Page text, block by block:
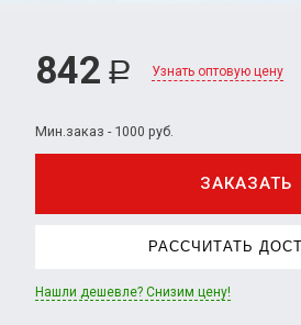
842 Р Узнать оптовую цену
Мин.заказ - 1000 руб.
ЗАКАЗАТЬ
РАССЧИТАТЬ
Нашли дешевле? Снизим цену!